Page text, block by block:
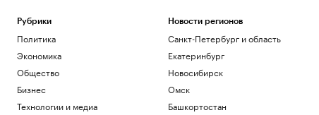
Рубрики
Политика
Экономика
Общество
Бизнес
Технологии и медиа
Новости регионов
Санкт-Петербург и область
Екатеринбург
Новосибирск
Омск
Башкортостан